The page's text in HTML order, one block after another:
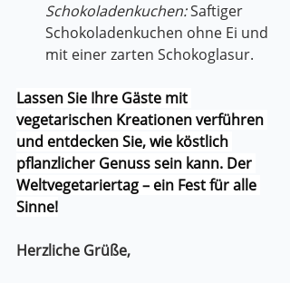
Schokoladenkuchen: Saftiger
Schokoladenkuchen ohne Ei und
mit einer zarten Schokoglasur.
Lassen Sie Ihre Gäste mit
vegetarischen Kreationen verführen
und entdecken Sie, wie köstlich
pflanzlicher Genuss sein kann. Der
Weltvegetariertag – ein Fest für alle
Sinne!
Herzliche Grüße,